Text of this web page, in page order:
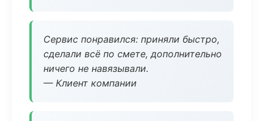
Сервис понравился: приняли быстро,
сделали всё по смете, дополнительно
ничего не навязывали.
— Клиент компании